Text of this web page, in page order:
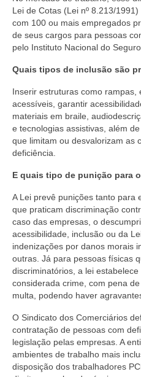
Lei de Cotas (Lei nº 8.213/
com 100 ou mais empregados
de seus cargos para pessoas
pelo Instituto Nacional do
Quais tipos de inclusão são
Inserir estruturas como rampas,
acessíveis, garantir
materiais em braile,
e tecnologias assistivas, além
que limitam ou desvalorizam as
deficiência.
E quais tipo de punição para
A Lei prevê punições tanto para
que praticam discriminação
caso das empresas, o
acessibilidade, inclusão ou da
indenizações por danos morais
outras. Já para pessoas físicas
discriminatórios, a lei
considerada crime, com pena
multa, podendo haver
O Sindicato dos Comerciários
contratação de pessoas com
legislação pelas empresas. A
ambientes de trabalho mais
disposição dos trabalhadores